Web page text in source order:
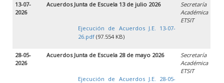
13-07-
2026
Acuerdos Junta de Escuela 13 de julio 2026
Ejecución de Acuerdos J.E. 13-07-
26.pdf (97.554 KB)
Secretaría
Académica
ETSIT
28-05-
2026
Acuerdos Junta de Escuela 28 de mayo 2026
Ejecución de Acuerdos J.E. 28-05-
Secretaría
Académica
ETSIT